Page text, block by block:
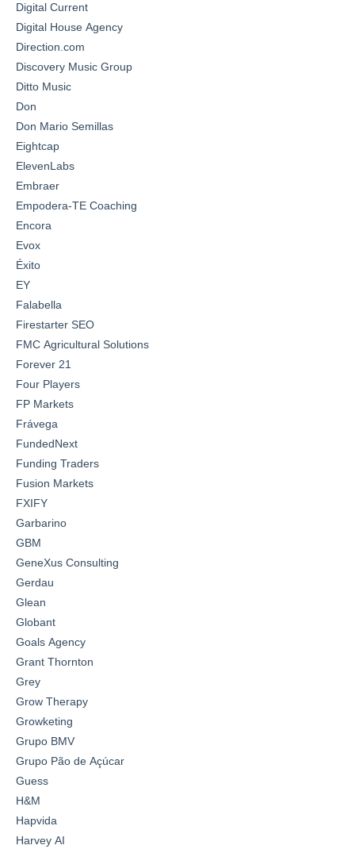
Digital Current
Digital House Agency
Direction.com
Discovery Music Group
Ditto Music
Don
Don Mario Semillas
Eightcap
ElevenLabs
Embraer
Empodera-TE Coaching
Encora
Evox
Éxito
EY
Falabella
Firestarter SEO
FMC Agricultural Solutions
Forever 21
Four Players
FP Markets
Frávega
FundedNext
Funding Traders
Fusion Markets
FXIFY
Garbarino
GBM
GeneXus Consulting
Gerdau
Glean
Globant
Goals Agency
Grant Thornton
Grey
Grow Therapy
Growketing
Grupo BMV
Grupo Pão de Açúcar
Guess
H&M
Hapvida
Harvey AI